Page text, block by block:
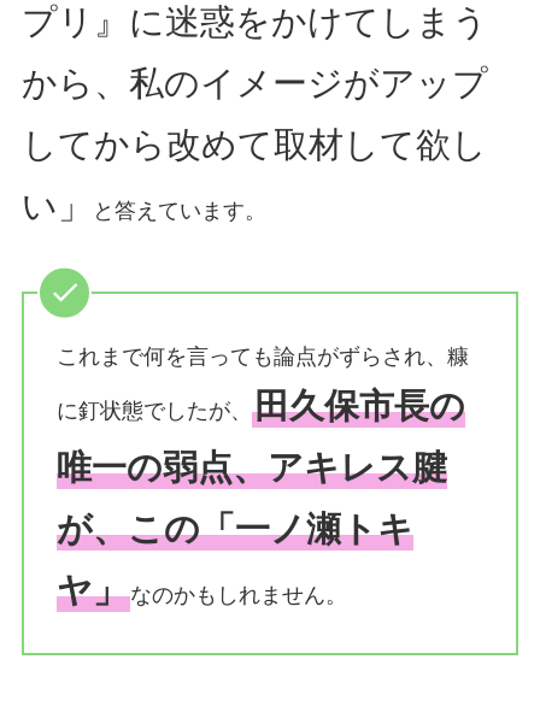
プリ』に迷惑をかけてしまう
から、私のイメージがアップ
してから改めて取材して欲し
い」
と答えています。
これまで何を言っても論点がずらされ、糠
に釘状態でしたが、 田久保市長の
唯一の弱点、アキレス腱
が、この「一ノ瀬トキ
ヤ」なのかもしれません。